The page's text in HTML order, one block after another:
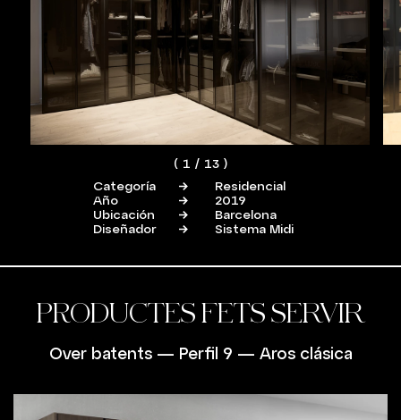
( 1 / 13 )
Categoría
Residencial
Año
2019
Ubicación
Barcelona
Diseñador
Sistema Midi
PRODUCTES FETS SERVIR
Over batents — Perfil 9 — Aros clásica